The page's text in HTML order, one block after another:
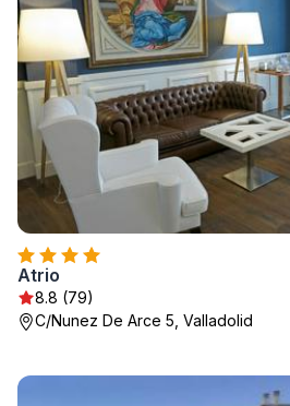
Atrio
8.8 (79)
C/Nunez De Arce 5, Valladolid